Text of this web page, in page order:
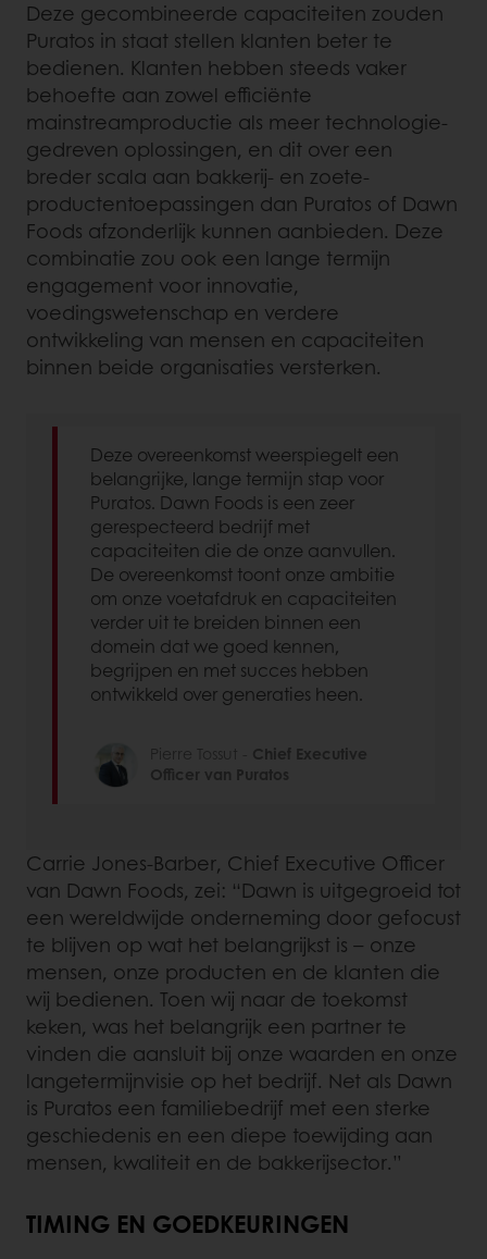
Deze gecombineerde capaciteiten zouden
Puratos in staat stellen klanten beter te
bedienen. Klanten hebben steeds vaker
behoefte aan zowel efficiënte
mainstreamproductie als meer technologie-
gedreven oplossingen, en dit over een
breder scala aan bakkerij- en zoete-
productentoepassingen dan Puratos of Dawn
Foods afzonderlijk kunnen aanbieden. Deze
combinatie zou ook een lange termijn
engagement voor innovatie,
voedingswetenschap en verdere
ontwikkeling van mensen en capaciteiten
binnen beide organisaties versterken.
Deze overeenkomst weerspiegelt een
belangrijke, lange termijn stap voor
Puratos. Dawn Foods is een zeer
gerespecteerd bedrijf met
capaciteiten die de onze aanvullen.
De overeenkomst toont onze ambitie
om onze voetafdruk en capaciteiten
verder uit te breiden binnen een
domein dat we goed kennen,
begrijpen en met succes hebben
ontwikkeld over generaties heen.
Pierre Tossut - Chief Executive
Officer van Puratos
Carrie Jones-Barber, Chief Executive Officer
van Dawn Foods, zei: “Dawn is uitgegroeid tot
een wereldwijde onderneming door gefocust
te blijven op wat het belangrijkst is – onze
mensen, onze producten en de klanten die
wij bedienen. Toen wij naar de toekomst
keken, was het belangrijk een partner te
vinden die aansluit bij onze waarden en onze
langetermijnvisie op het bedrijf. Net als Dawn
is Puratos een familiebedrijf met een sterke
geschiedenis en een diepe toewijding aan
mensen, kwaliteit en de bakkerijsector.”
TIMING EN GOEDKEURINGEN